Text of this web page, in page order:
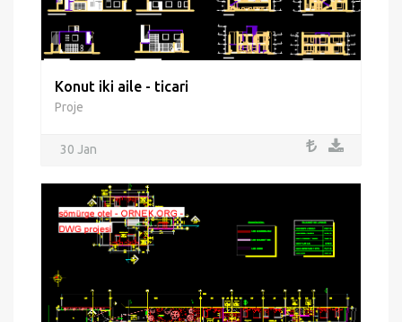
Konut iki aile - ticari
Proje
30 Jan